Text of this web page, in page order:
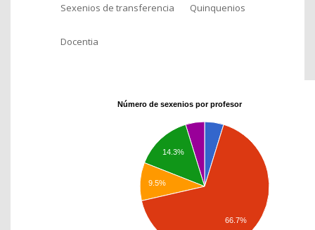
Sexenios de transferencia Quinquenios
Docentia
Número de sexenios por profesor
14.3%
9.5%
66.7%